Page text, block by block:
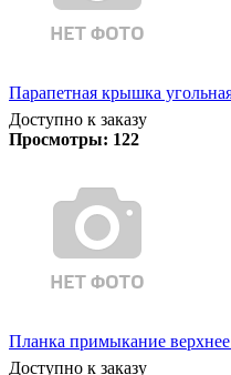
Парапетная крышка
Доступно к заказу
Просмотры: 122
Планка примыкание
Доступно к заказу